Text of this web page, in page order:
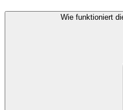
Wie funktioniert